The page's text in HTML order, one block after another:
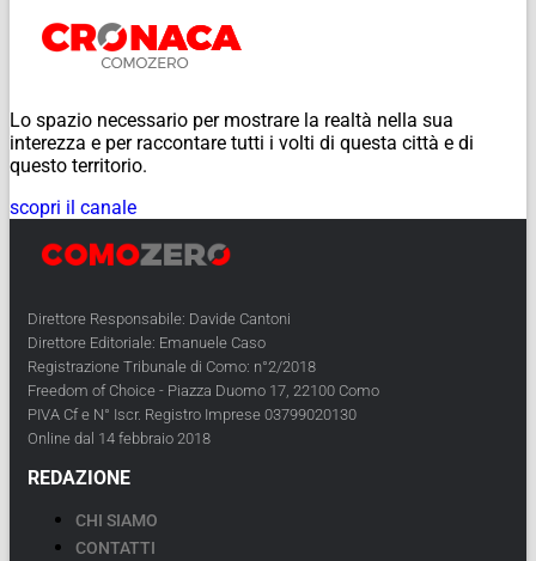
Lo spazio necessario per mostrare la realtà nella sua
interezza e per raccontare tutti i volti di questa città e di
questo territorio.
scopri il canale
Direttore Responsabile: Davide Cantoni
Direttore Editoriale: Emanuele Caso
Registrazione Tribunale di Como: n°2/2018
Freedom of Choice - Piazza Duomo 17, 22100 Como
PIVA Cf e N° Iscr. Registro Imprese 03799020130
Online dal 14 febbraio 2018
REDAZIONE
CHI SIAMO
CONTATTI